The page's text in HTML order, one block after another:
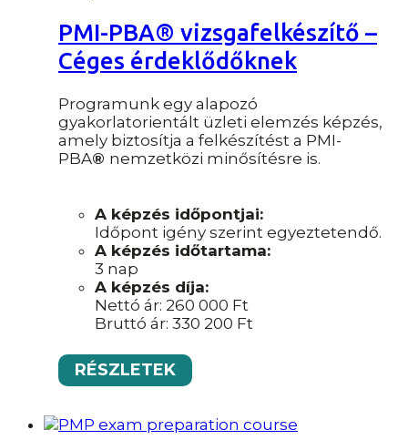
PMI-PBA® vizsgafelkészítő –
Céges érdeklődőknek
Programunk egy alapozó
gyakorlatorientált üzleti elemzés képzés,
amely biztosítja a felkészítést a PMI-
PBA® nemzetközi minősítésre is.
A képzés időpontjai:
Időpont igény szerint egyeztetendő.
A képzés időtartama:
3 nap
A képzés díja:
Nettó ár: 260 000 Ft
Bruttó ár: 330 200 Ft
RÉSZLETEK